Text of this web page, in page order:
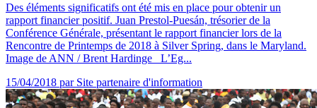
Des éléments significatifs ont été mis en place pour obtenir un
rapport financier positif. Juan Prestol-Puesán, trésorier de la
Conférence Générale, présentant le rapport financier lors de la
Rencontre de Printemps de 2018 à Silver Spring, dans le Maryland.
Image de ANN / Brent Hardinge L’Eg...
15/04/2018 par Site partenaire d'information